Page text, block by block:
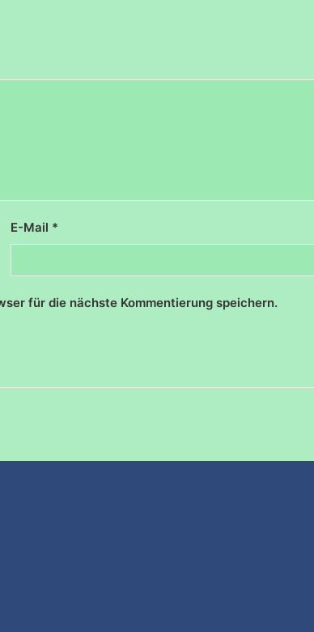
E-Mail *
für die nächste Kommentierung speichern.